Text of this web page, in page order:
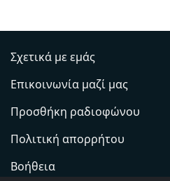
Σχετικά με εμάς
Επικοινωνία μαζί μας
Προσθήκη ραδιοφώνου
Πολιτική απορρήτου
Βοήθεια